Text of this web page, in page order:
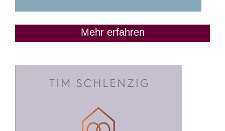
Mehr erfahren